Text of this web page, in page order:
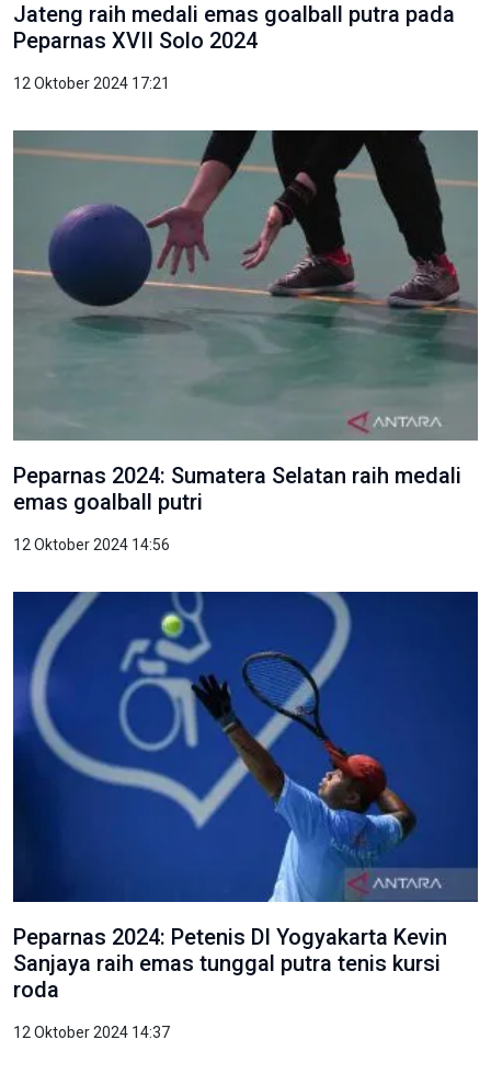
Jateng raih medali emas goalball putra pada
Peparnas XVII Solo 2024
12 Oktober 2024 17:21
Peparnas 2024: Sumatera Selatan raih medali
emas goalball putri
12 Oktober 2024 14:56
Peparnas 2024: Petenis DI Yogyakarta Kevin
Sanjaya raih emas tunggal putra tenis kursi
roda
12 Oktober 2024 14:37